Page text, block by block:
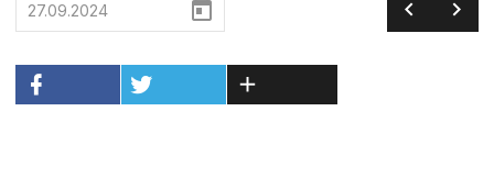
27.09.2024